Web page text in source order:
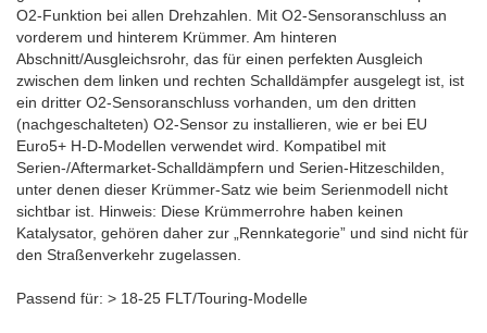
O2-Funktion bei allen Drehzahlen. Mit O2-Sensoranschluss an
vorderem und hinterem Krümmer. Am hinteren
Abschnitt/Ausgleichsrohr, das für einen perfekten Ausgleich
zwischen dem linken und rechten Schalldämpfer ausgelegt ist, ist
ein dritter O2-Sensoranschluss vorhanden, um den dritten
(nachgeschalteten) O2-Sensor zu installieren, wie er bei EU
Euro5+ H-D-Modellen verwendet wird. Kompatibel mit
Serien-/Aftermarket-Schalldämpfern und Serien-Hitzeschilden,
unter denen dieser Krümmer-Satz wie beim Serienmodell nicht
sichtbar ist. Hinweis: Diese Krümmerrohre haben keinen
Katalysator, gehören daher zur „Rennkategorie” und sind nicht für
den Straßenverkehr zugelassen.
Passend für: > 18-25 FLT/Touring-Modelle